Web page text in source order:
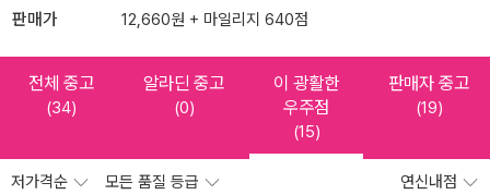
판매가 12,660원 + 마일리지 640점
전체 중고
(34)
알라딘 중고
(0)
이 광활한
우주점
(15)
판매자 중고
(19)
저가격순 모든 품질 등급 연신내점